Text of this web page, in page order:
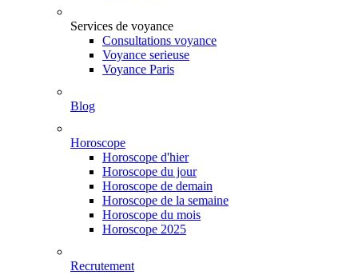
Services de voyance
Consultations voyance
Voyance serieuse
Voyance Paris
Blog
Horoscope
Horoscope d'hier
Horoscope du jour
Horoscope de demain
Horoscope de la semaine
Horoscope du mois
Horoscope 2025
Recrutement